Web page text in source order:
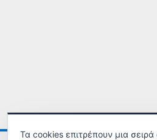
Τα cookies επιτρέπουν μια σειρά